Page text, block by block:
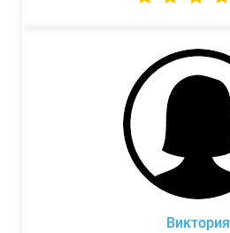
Виктория